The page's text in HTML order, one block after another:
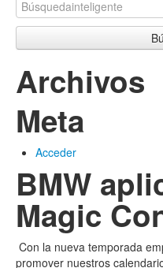
Archivos
Meta
Acceder
BMW
Magic
Con la nueva temporada
promover nuestros